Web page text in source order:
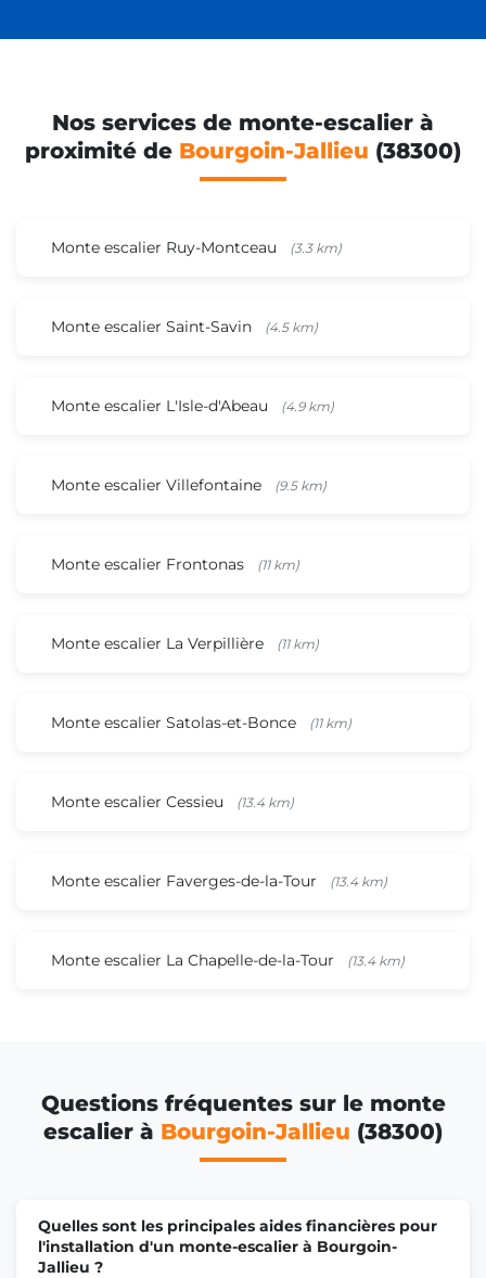
Nos services de monte-escalier à
proximité de Bourgoin-Jallieu (38300)
Monte escalier Ruy-Montceau (3.3 km)
Monte escalier Saint-Savin (4.5 km)
Monte escalier L'Isle-d'Abeau (4.9 km)
Monte escalier Villefontaine (9.5 km)
Monte escalier Frontonas (11 km)
Monte escalier La Verpillière (11 km)
Monte escalier Satolas-et-Bonce (11 km)
Monte escalier Cessieu (13.4 km)
Monte escalier Faverges-de-la-Tour (13.4 km)
Monte escalier La Chapelle-de-la-Tour (13.4 km)
Questions fréquentes sur le monte
escalier à Bourgoin-Jallieu (38300)
Quelles sont les principales aides financières pour
l'installation d'un monte-escalier à Bourgoin-
Jallieu ?